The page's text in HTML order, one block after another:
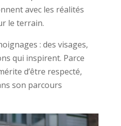
avec les réalités
le terrain.
: des visages,
qui inspirent. Parce
d’être respecté,
son parcours